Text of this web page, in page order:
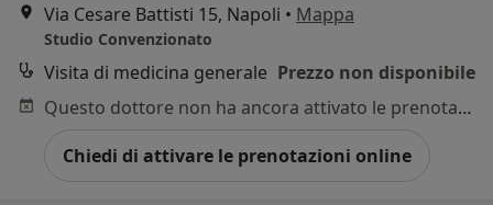
Via Cesare Battisti 15, Napoli • Mappa
Studio Convenzionato
Visita di medicina generale Prezzo non disponibile
Questo dottore non ha ancora attivato le prenotazioni online presso questo indirizzo.
Chiedi di attivare le prenotazioni online